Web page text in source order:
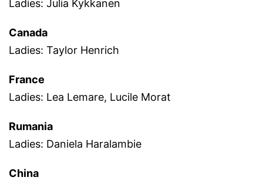
Ladies: Julia Kykkanen
Canada
Ladies: Taylor Henrich
France
Ladies: Lea Lemare, Lucile Morat
Rumania
Ladies: Daniela Haralambie
China